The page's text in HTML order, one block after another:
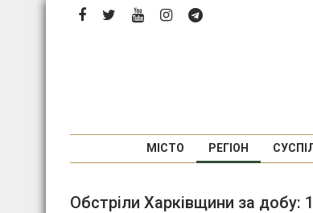
Перейти
МІСТО РЕГІОН
Обстріли Харківщини за добу: